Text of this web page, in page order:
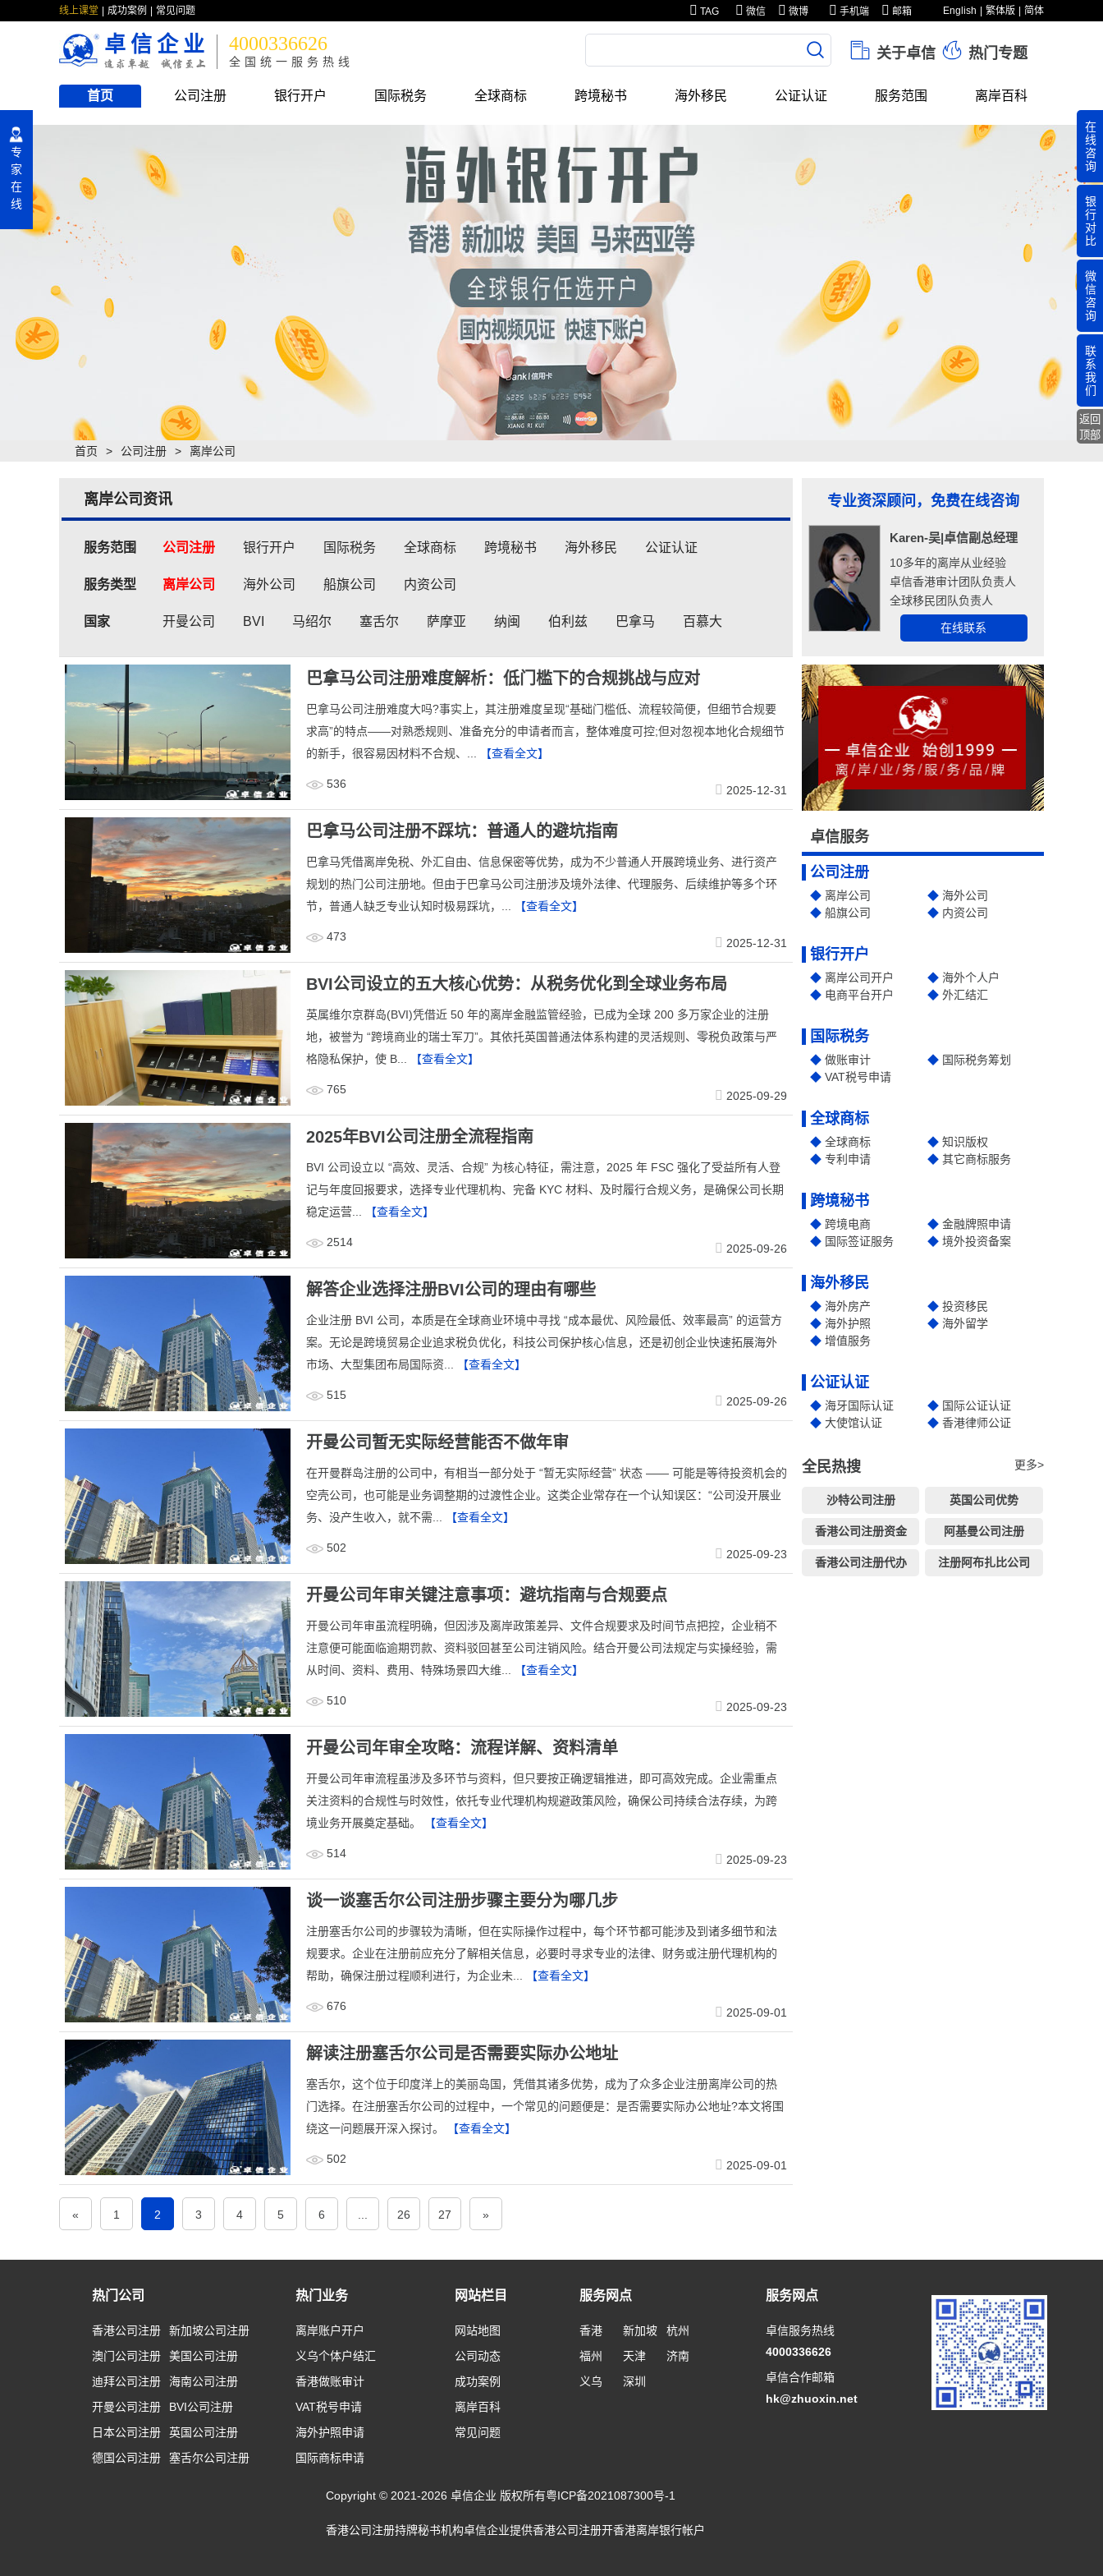
线上课堂 成功案例 常见问题 English 繁体版 简体
TAG 微信 微博 手机端 邮箱
卓信企业 4000336626
全国统一服务热线
关于卓信 热门专题
首页 公司注册 银行开户 国际税务 全球商标 跨境秘书 海外移民 公证认证 服务范围 离岸百科
首页 > 公司注册 > 离岸公司
离岸公司资讯
服务范围 公司注册 银行开户 国际税务 全球商标 跨境秘书 海外移民 公证认证
服务类型 离岸公司 海外公司 船旗公司 内资公司
国家 开曼公司 BVI 马绍尔 塞舌尔 萨摩亚 纳闽 伯利兹 巴拿马 百慕大
巴拿马公司注册难度解析：低门槛下的合规挑战与应对
​巴拿马公司注册难度大吗?事实上，其注册难度呈现“基础门槛低、流程较简便，但细节合规要
求高”的特点——对熟悉规则、准备充分的申请者而言，整体难度可控;但对忽视本地化合规细节
的新手，很容易因材料不合规、...
【查看全文】
536 2025-12-31
巴拿马公司注册不踩坑：普通人的避坑指南
​巴拿马凭借离岸免税、外汇自由、信息保密等优势，成为不少普通人开展跨境业务、进行资产
规划的热门公司注册地。但由于巴拿马公司注册涉及境外法律、代理服务、后续维护等多个环
节，普通人缺乏专业认知时极易踩坑，...
【查看全文】
473 2025-12-31
BVI公司设立的五大核心优势：从税务优化到全球业务布局
英属维尔京群岛(BVI)凭借近 50 年的离岸金融监管经验，已成为全球 200 多万家企业的注册
地，被誉为 “跨境商业的瑞士军刀”。其依托英国普通法体系构建的灵活规则、零税负政策与严
格隐私保护，使 B...
【查看全文】
765 2025-09-29
2025年BVI公司注册全流程指南
​BVI 公司设立以 “高效、灵活、合规” 为核心特征，需注意，2025 年 FSC 强化了受益所有人登
记与年度回报要求，选择专业代理机构、完备 KYC 材料、及时履行合规义务，是确保公司长期
稳定运营...
【查看全文】
2514 2025-09-26
解答企业选择注册BVI公司的理由有哪些
企业注册 BVI 公司，本质是在全球商业环境中寻找 “成本最优、风险最低、效率最高” 的运营方
案。无论是跨境贸易企业追求税负优化，科技公司保护核心信息，还是初创企业快速拓展海外
市场、大型集团布局国际资...
【查看全文】
515 2025-09-26
开曼公司暂无实际经营能否不做年审
​在开曼群岛注册的公司中，有相当一部分处于 “暂无实际经营” 状态 —— 可能是等待投资机会的
空壳公司，也可能是业务调整期的过渡性企业。这类企业常存在一个认知误区：“公司没开展业
务、没产生收入，就不需...
【查看全文】
502 2025-09-23
开曼公司年审关键注意事项：避坑指南与合规要点
​开曼公司年审虽流程明确，但因涉及离岸政策差异、文件合规要求及时间节点把控，企业稍不
注意便可能面临逾期罚款、资料驳回甚至公司注销风险。结合开曼公司法规定与实操经验，需
从时间、资料、费用、特殊场景四大维...
【查看全文】
510 2025-09-23
开曼公司年审全攻略：流程详解、资料清单
开曼公司年审流程虽涉及多环节与资料，但只要按正确逻辑推进，即可高效完成。企业需重点
关注资料的合规性与时效性，依托专业代理机构规避政策风险，确保公司持续合法存续，为跨
境业务开展奠定基础。
【查看全文】
514 2025-09-23
谈一谈塞舌尔公司注册步骤主要分为哪几步
注册塞舌尔公司的步骤较为清晰，但在实际操作过程中，每个环节都可能涉及到诸多细节和法
规要求。企业在注册前应充分了解相关信息，必要时寻求专业的法律、财务或注册代理机构的
帮助，确保注册过程顺利进行，为企业未...
【查看全文】
676 2025-09-01
解读注册塞舌尔公司是否需要实际办公地址
​塞舌尔，这个位于印度洋上的美丽岛国，凭借其诸多优势，成为了众多企业注册离岸公司的热
门选择。在注册塞舌尔公司的过程中，一个常见的问题便是：是否需要实际办公地址?本文将围
绕这一问题展开深入探讨。
【查看全文】
502 2025-09-01
« 1 2 3 4 5 6 26 27 »
专业资深顾问，免费在线咨询
Karen-吴|卓信副总经理
10多年的离岸从业经验
卓信香港审计团队负责人
全球移民团队负责人
在线联系
卓信服务
公司注册
离岸公司
海外公司
船旗公司
内资公司
银行开户
离岸公司开户
海外个人户
电商平台开户
外汇结汇
国际税务
做账审计
国际税务筹划
VAT税号申请
全球商标
全球商标
知识版权
专利申请
其它商标服务
跨境秘书
跨境电商
金融牌照申请
国际签证服务
境外投资备案
海外移民
海外房产
投资移民
海外护照
海外留学
增值服务
公证认证
海牙国际认证
国际公证认证
大使馆认证
香港律师公证
全民热搜 更多>
沙特公司注册 英国公司优势
香港公司注册资金 阿基曼公司注册
香港公司注册代办 注册阿布扎比公司
热门公司
香港公司注册
新加坡公司注册
澳门公司注册
美国公司注册
迪拜公司注册
海南公司注册
开曼公司注册
BVI公司注册
日本公司注册
英国公司注册
德国公司注册
塞舌尔公司注册
热门业务
离岸账户开户
义乌个体户结汇
香港做账审计
VAT税号申请
海外护照申请
国际商标申请
网站栏目
网站地图
公司动态
成功案例
离岸百科
常见问题
服务网点
香港 新加坡
杭州
福州
天津
济南
义乌
深圳
服务网点
卓信服务热线
4000336626
卓信合作邮箱
hk@zhuoxin.net
Copyright © 2021-2026 卓信企业 版权所有粤ICP备2021087300号-1
香港公司注册持牌秘书机构卓信企业提供香港公司注册开香港离岸银行帐户
专
家
在
线
在
线
咨
询
银
行
对
比
微
信
咨
询
联
系
我
们
返回
顶部